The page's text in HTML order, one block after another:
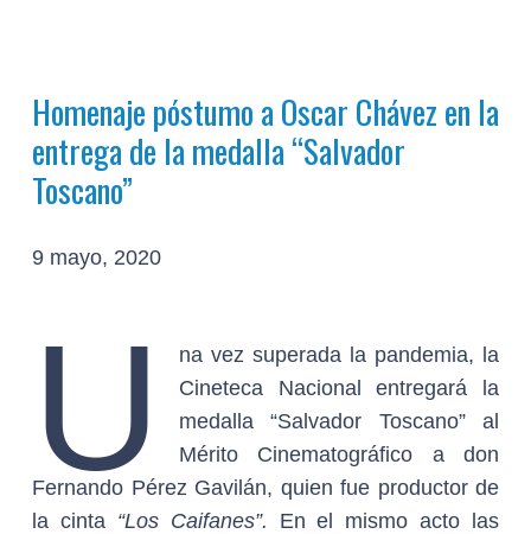
Homenaje póstumo a Oscar Chávez en la
entrega de la medalla “Salvador
Toscano”
9 mayo, 2020
U
na vez superada la pandemia, la
Cineteca Nacional entregará la
medalla “Salvador Toscano” al
Mérito Cinematográfico a don
Fernando Pérez Gavilán, quien fue productor de
la cinta “Los Caifanes”. En el mismo acto las